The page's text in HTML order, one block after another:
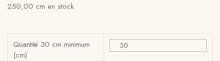
250,00 cm en stock
Quantité 30 cm minimum
(cm)